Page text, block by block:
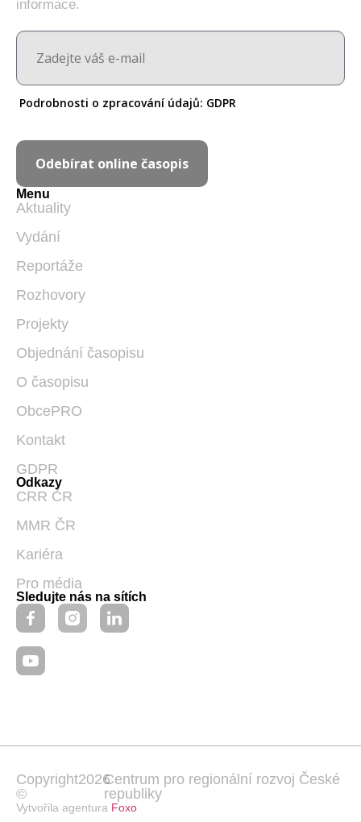
informace.
Podrobnosti o zpracování údajů: GDPR
Odebírat online časopis
Menu
Aktuality
Vydání
Reportáže
Rozhovory
Projekty
Objednání časopisu
O časopisu
ObcePRO
Kontakt
GDPR
Odkazy
CRR ČR
MMR ČR
Kariéra
Pro média
Sledujte nás na sítích
Copyright
©
2026Centrum pro regionální rozvoj České
republiky
Vytvořila agentura Foxo